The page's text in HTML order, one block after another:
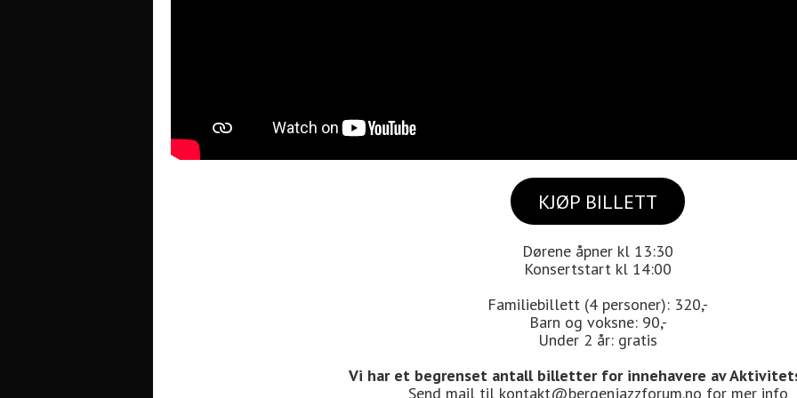
KJØP BILLETT
Dørene åpner kl 13:30
Konsertstart kl 14:00
Familiebillett (4 personer): 320,-
Barn og voksne: 90,-
Under 2 år: gratis
Vi har et begrenset antall billetter for innehavere av
Send mail til kontakt@bergenjazzforum.no for mer info